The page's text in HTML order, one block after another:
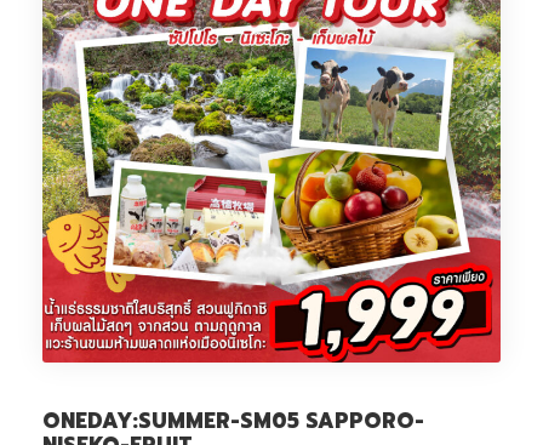
ONEDAY:SUMMER-SM05 SAPPORO-